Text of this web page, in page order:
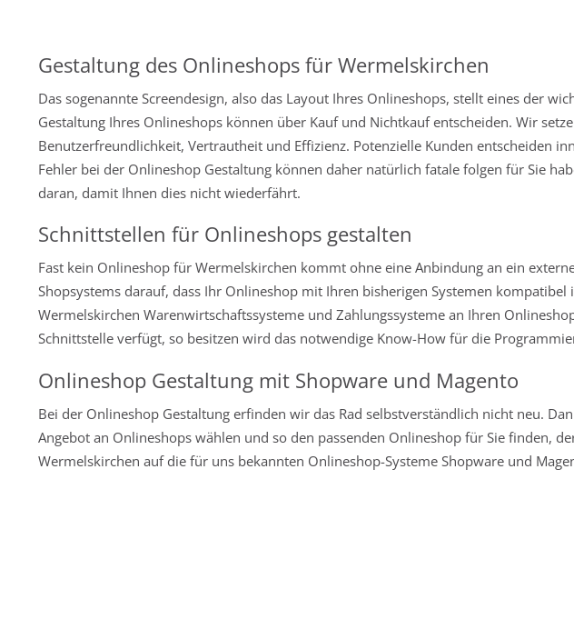
Gestaltung des Onlineshops für Wermelskirchen
Das sogenannte Screendesign, also das Layout Ihres Onlineshops, stellt eines der
Gestaltung Ihres Onlineshops können über Kauf und Nichtkauf entscheiden. Wir
Benutzerfreundlichkeit, Vertrautheit und Effizienz. Potenzielle Kunden entscheiden
Fehler bei der Onlineshop Gestaltung können daher natürlich fatale folgen für Sie
daran, damit Ihnen dies nicht wiederfährt.
Schnittstellen für Onlineshops gestalten
Fast kein Onlineshop für Wermelskirchen kommt ohne eine Anbindung an ein
Shopsystems darauf, dass Ihr Onlineshop mit Ihren bisherigen Systemen
Wermelskirchen Warenwirtschaftssysteme und Zahlungssysteme an Ihren
Schnittstelle verfügt, so besitzen wird das notwendige Know-How für die
Onlineshop Gestaltung mit Shopware und Magento
Bei der Onlineshop Gestaltung erfinden wir das Rad selbstverständlich nicht neu.
Angebot an Onlineshops wählen und so den passenden Onlineshop für Sie finden,
Wermelskirchen auf die für uns bekannten Onlineshop-Systeme Shopware und